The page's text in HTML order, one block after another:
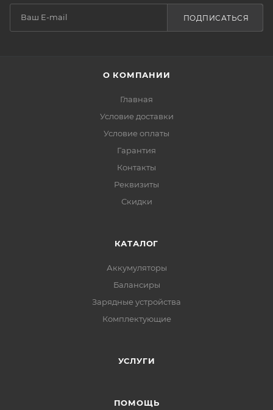
ПОДПИСАТЬСЯ
О КОМПАНИИ
Главная
Условие доставки
Условие оплаты
Гарантия
Контакты
Реквизиты
Скидки
КАТАЛОГ
Аккумуляторы
Балансиры
Зарядные устройства
Комплектующие
УСЛУГИ
ПОМОЩЬ